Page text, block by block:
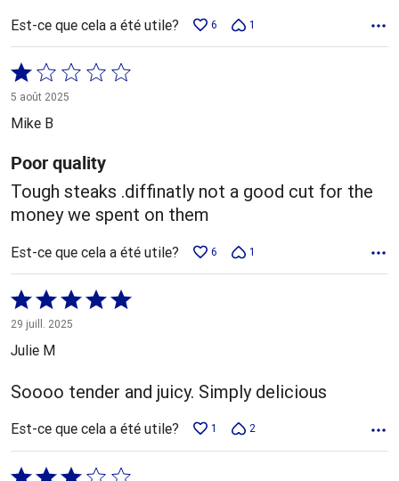
Est-ce que cela a été utile? 6 1
Coté
1 sur
5
5 août 2025
Mike B
Poor quality
Tough steaks .diffinatly not a good cut for the
money we spent on them
Est-ce que cela a été utile? 6 1
Coté
5 sur
5
29 juill. 2025
Julie M
Soooo tender and juicy. Simply delicious
Est-ce que cela a été utile? 1 2
Coté